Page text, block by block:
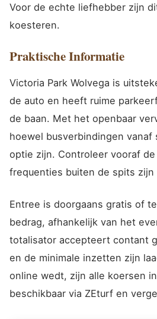
Voor de echte liefhebber zijn
koesteren.
Praktische Informatie
Victoria Park Wolvega is
de auto en heeft ruime
de baan. Met het openbaar
hoewel busverbindingen
optie zijn. Controleer vooraf
frequenties buiten de spits zijn
Entree is doorgaans gratis of
bedrag, afhankelijk van het
totalisator accepteert contant
en de minimale inzetten zijn
online wedt, zijn alle koersen
beschikbaar via ZEturf en